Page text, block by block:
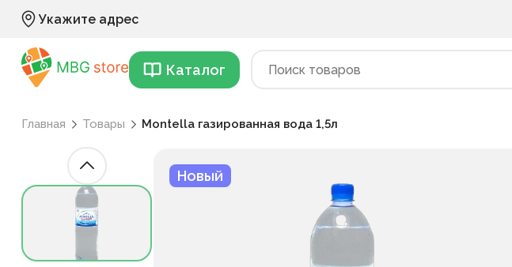
Укажите адрес
Каталог
Главная Товары Montella газированная вода 1,5л
Новый